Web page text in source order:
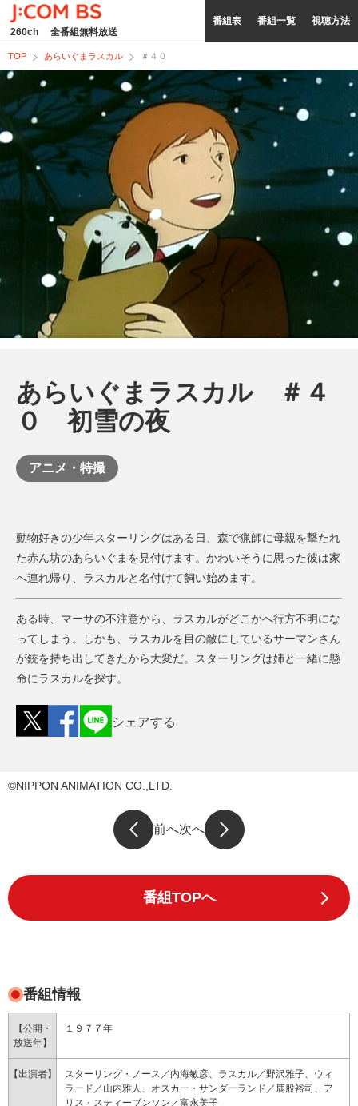
260ch 全番組無料放送
番組表 番組一覧 視聴方法
TOP あらいぐまラスカル ＃４０
あらいぐまラスカル ＃４
０ 初雪の夜
アニメ・特撮
動物好きの少年スターリングはある日、森で猟師に母親を撃たれ
た赤ん坊のあらいぐまを見付けます。かわいそうに思った彼は家
へ連れ帰り、ラスカルと名付けて飼い始めます。
ある時、マーサの不注意から、ラスカルがどこかへ行方不明にな
ってしまう。しかも、ラスカルを目の敵にしているサーマンさん
が銃を持ち出してきたから大変だ。スターリングは姉と一緒に懸
命にラスカルを探す。
シェアする
©NIPPON ANIMATION CO.,LTD.
前へ次へ
番組TOPへ
番組情報
【公開・
放送年】
１９７７年
【出演者】
スターリング・ノース／内海敏彦、ラスカル／野沢雅子、ウィ
ラード／山内雅人、オスカー・サンダーランド／鹿股裕司、ア
リス・スティーブンソン／富永美子